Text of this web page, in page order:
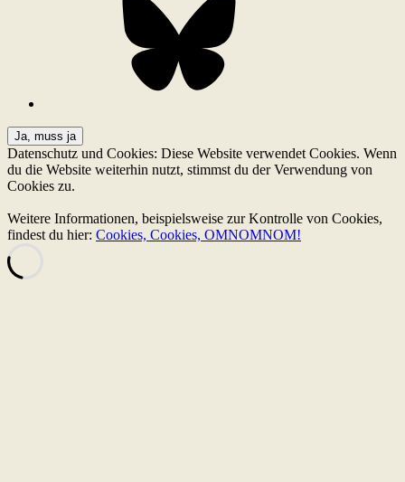
Datenschutz und Cookies: Diese Website verwendet Cookies. Wenn
du die Website weiterhin nutzt, stimmst du der Verwendung von
Cookies zu.
Weitere Informationen, beispielsweise zur Kontrolle von Cookies,
findest du hier: Cookies, Cookies, OMNOMNOM!